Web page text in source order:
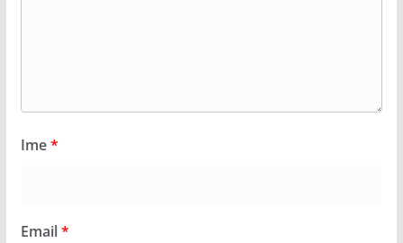
Ime*
Email*